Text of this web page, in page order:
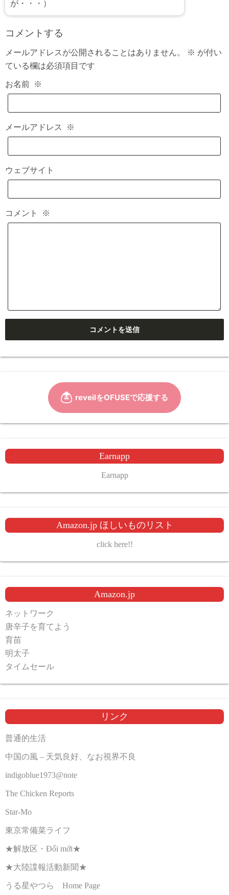
が・・・）
コメントする
メールアドレスが公開されることはありません。 ※ が付い
ている欄は必須項目です
お名前 ※
メールアドレス ※
ウェブサイト
コメント ※
Earnapp
Earnapp
Amazon.jp ほしいものリスト
click here!!
Amazon.jp
ネットワーク
唐辛子を育てよう
育苗
明太子
タイムセール
リンク
普通的生活
中国の風 – 天気良好、なお視界不良
indigoblue1973@note
The Chicken Reports
Star-Mo
東京常備菜ライフ
★解放区・Đổi mới★
★大陸諜報活動新聞★
うる星やつら Home Page